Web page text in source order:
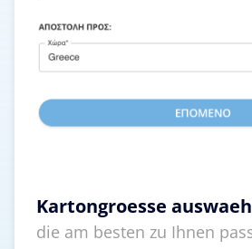
Kartongroesse
die am besten zu Ihnen